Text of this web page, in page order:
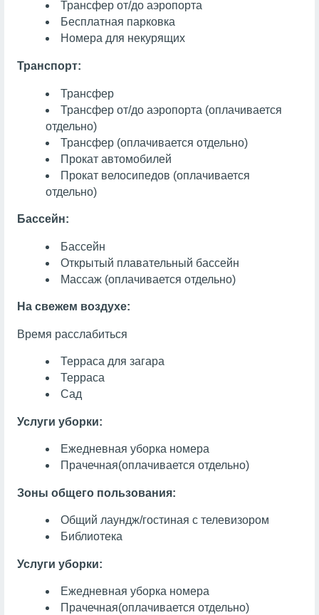
Трансфер от/до аэропорта
Бесплатная парковка
Номера для некурящих
Транспорт:
Трансфер
Трансфер от/до аэропорта (оплачивается
отдельно)
Трансфер (оплачивается отдельно)
Прокат автомобилей
Прокат велосипедов (оплачивается
отдельно)
Бассейн:
Бассейн
Открытый плавательный бассейн
Массаж (оплачивается отдельно)
На свежем воздухе:
Время расслабиться
Терраса для загара
Терраса
Сад
Услуги уборки:
Ежедневная уборка номера
Прачечная(оплачивается отдельно)
Зоны общего пользования:
Общий лаундж/гостиная с телевизором
Библиотека
Услуги уборки:
Ежедневная уборка номера
Прачечная(оплачивается отдельно)